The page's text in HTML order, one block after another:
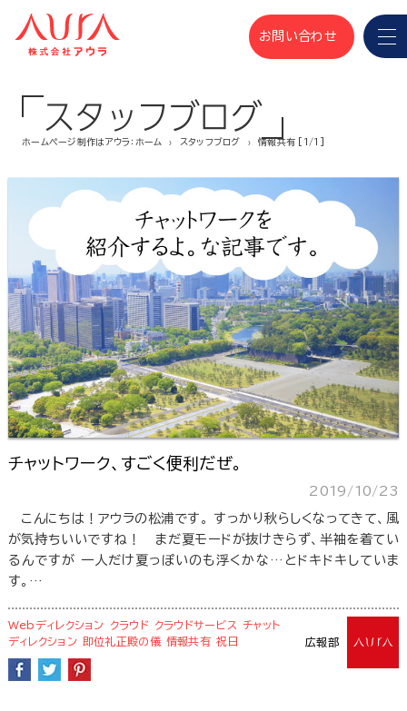
お問い合わせ
スタッフブログ
ホームページ制作はアウラ：ホーム スタッフブログ 情報共有 [1/1]
チャットワーク、すごく便利だぜ。
2019/10/23
こんにちは！アウラの松浦です。 すっかり秋らしくなってきて、風
が気持ちいいですね！ まだ夏モードが抜けきらず、半袖を着てい
るんですが 一人だけ夏っぽいのも浮くかな…とドキドキしていま
す。…
広報部
Webディレクション クラウド クラウドサービス
チャット
ディレクション
即位礼正殿の儀 情報共有 祝日